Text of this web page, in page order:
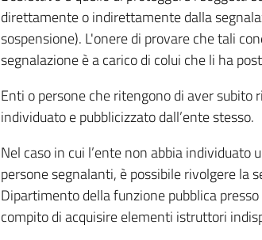
direttamente o indirettamente dalla
sospensione). L'onere di provare che tali
segnalazione è a carico di colui che li ha
Enti o persone che ritengono di aver
individuato e pubblicizzato dall’ente stesso.
Nel caso in cui l’ente non abbia
persone segnalanti, è possibile rivolgere la
Dipartimento della funzione pubblica
compito di acquisire elementi istruttori